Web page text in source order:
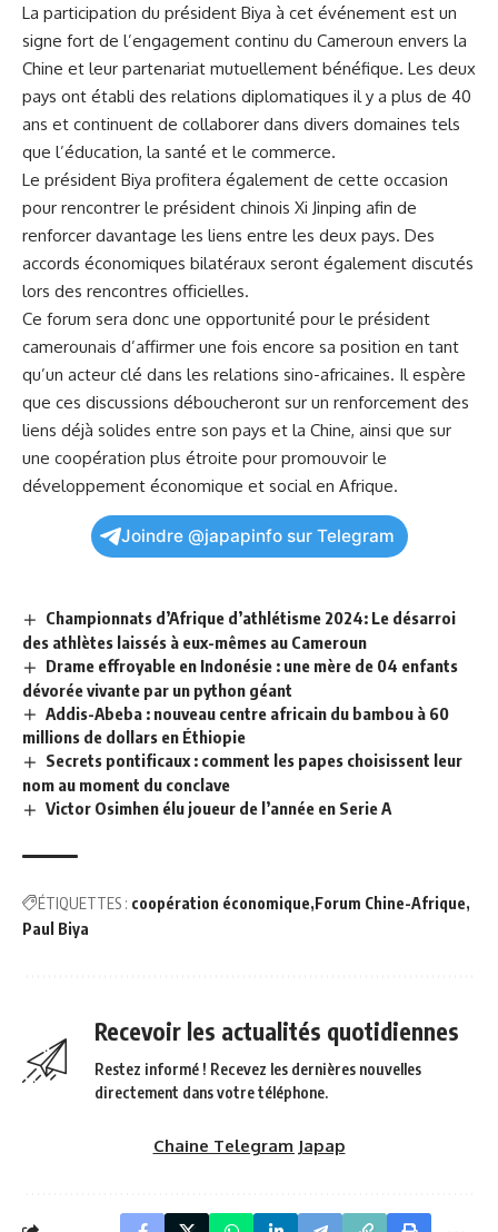
La participation du président⁤ Biya à cet​ événement est ​un
signe fort de l’engagement continu du Cameroun envers la
Chine et leur partenariat mutuellement bénéfique. ⁣Les deux⁢
pays ont‍ établi des relations diplomatiques il y​ a plus de 40
ans et continuent de collaborer dans divers domaines tels
que l’éducation, la santé ⁤et le commerce.
Le président Biya profitera également ⁣de cette occasion
pour rencontrer le ​président chinois Xi⁢ Jinping afin de
renforcer⁢ davantage les liens entre ​les deux pays. Des
accords économiques bilatéraux seront ‌également ​discutés
lors des rencontres officielles.
Ce forum⁤ sera donc une opportunité pour le président
camerounais‍ d’affirmer une fois encore sa position en tant
qu’un acteur ‍clé dans les relations sino-africaines. Il espère
que ces discussions​ déboucheront sur​ un renforcement des
liens déjà solides entre son pays et ‌la Chine, ainsi que sur
une coopération plus étroite ‌pour promouvoir ‌le
développement économique⁢ et social en Afrique.
Joindre @japapinfo sur Telegram
Championnats d’Afrique d’athlétisme 2024: Le désarroi
des athlètes laissés à eux-mêmes au Cameroun
Drame effroyable en Indonésie : une mère de 04 enfants
dévorée vivante par un python géant
Addis-Abeba : nouveau centre africain du bambou à 60
millions de dollars en Éthiopie
Secrets pontificaux : comment les papes choisissent leur
nom au moment du conclave
Victor Osimhen élu joueur de l’année en Serie A
ÉTIQUETTES : coopération économique Forum Chine-Afrique
Paul Biya
Recevoir les actualités quotidiennes
Restez informé ! Recevez les dernières nouvelles
directement dans votre téléphone.
Chaine Telegram Japap